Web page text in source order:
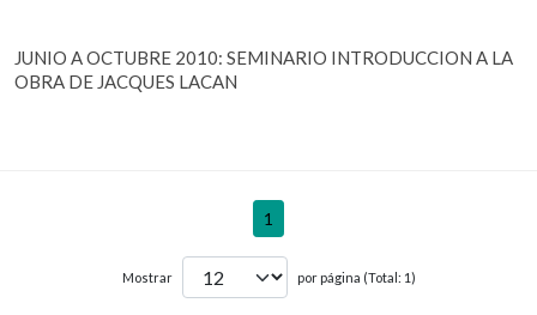
JUNIO A OCTUBRE 2010: SEMINARIO INTRODUCCION A LA
OBRA DE JACQUES LACAN
1
Mostrar por página (Total: 1)